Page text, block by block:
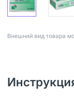
Bнешний вид товара